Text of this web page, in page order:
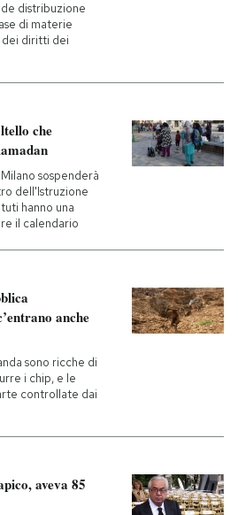
distribuzione
di materie
diritti dei
che
sospenderà
dell'Istruzione
hanno una
il calendario
anche
sono ricche di
i chip, e le
controllate dai
aveva 85